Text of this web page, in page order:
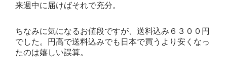
来週中に届けばそれで充分。
ちなみに気になるお値段ですが、送料込み６３００円
でした。円高で送料込みでも日本で買うより安くなっ
たのは嬉しい誤算。